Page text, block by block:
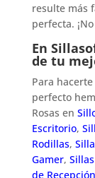
resulte más
perfecta.
En
de tu
Para
perfecto
Rosas en
Escritorio,
Rodillas,
Gamer,
de Recepción